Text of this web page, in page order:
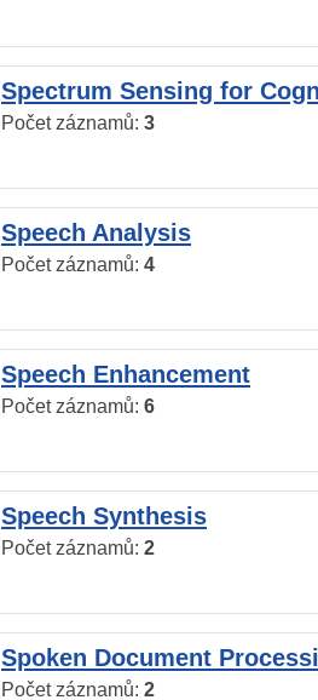
Spectrum Sensing for
Počet záznamů: 3
Speech Analysis
Počet záznamů: 4
Speech Enhancement
Počet záznamů: 6
Speech Synthesis
Počet záznamů: 2
Spoken Document
Počet záznamů: 2